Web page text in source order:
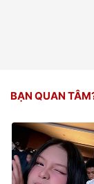
BẠN QUAN